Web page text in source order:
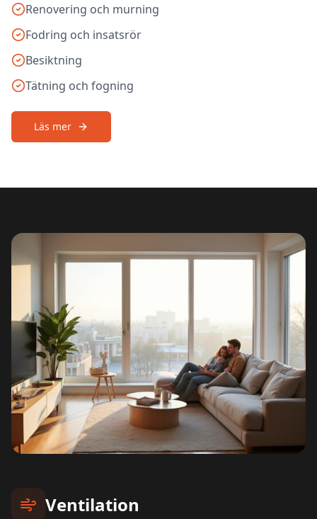
Renovering och murning
Fodring och insatsrör
Besiktning
Tätning och fogning
Läs mer
Ventilation